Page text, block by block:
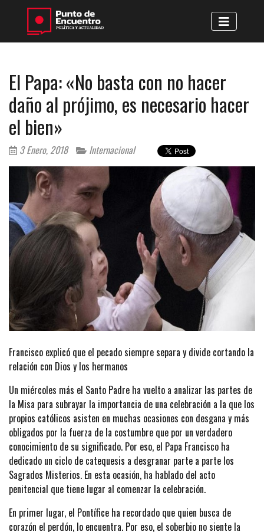
El Papa: «No basta con no hacer
daño al prójimo, es necesario hacer
el bien»
3 Enero, 2018 Internacional
Francisco explicó que el pecado siempre separa y divide cortando la
relación con Dios y los hermanos
Un miércoles más el Santo Padre ha vuelto a analizar las partes de
la Misa para subrayar la importancia de una celebración a la que los
propios católicos asisten en muchas ocasiones con desgana y más
obligados por la fuerza de la costumbre que por un verdadero
conocimiento de su significado. Por eso, el Papa Francisco ha
dedicado un ciclo de catequesis a desgranar parte a parte los
Sagrados Misterios. En esta ocasión, ha hablado del acto
penitencial que tiene lugar al comenzar la celebración.
En primer lugar, el Pontífice ha recordado que quien busca de
corazón el perdón, lo encuentra. Por eso, el soberbio no siente la